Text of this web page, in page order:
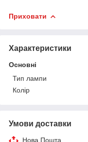
Приховати
Характеристики
Основні
Тип лампи
Колір
Умови доставки
Нова Пошта